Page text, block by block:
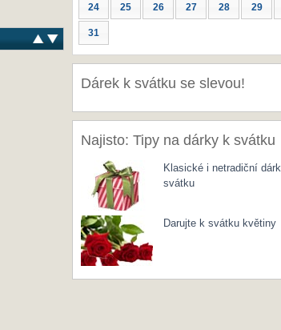
24 25 26 27 28 29
31
Dárek k svátku se slevou!
Najisto: Tipy na dárky k svátku
Klasické i netradiční
svátku
Darujte k svátku květiny